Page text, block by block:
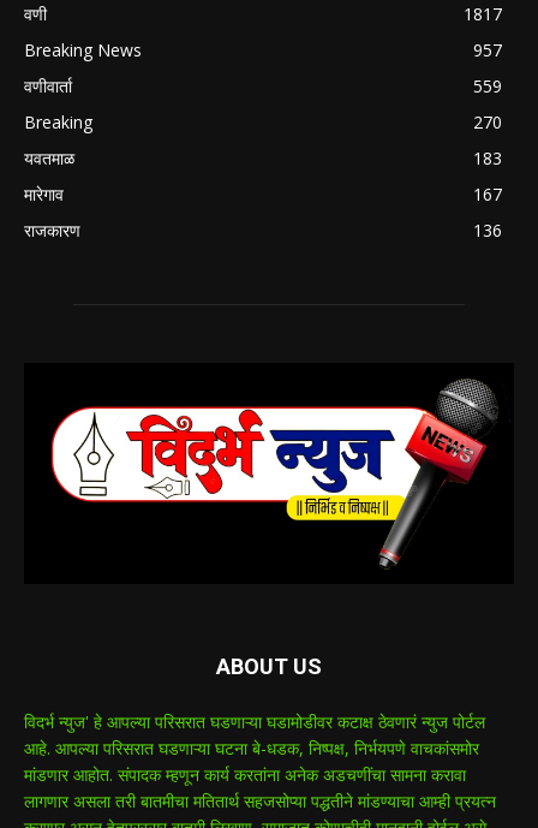
वणी
1817
Breaking News
957
वणीवार्ता
559
Breaking
270
यवतमाळ
183
मारेगाव
167
राजकारण
136
ABOUT US
विदर्भ न्युज' हे आपल्या परिसरात घडणाऱ्या घडामोडीवर कटाक्ष ठेवणारं न्युज पोर्टल
आहे. आपल्या परिसरात घडणाऱ्या घटना बे-धडक, निष्पक्ष, निर्भयपणे वाचकांसमोर
मांडणार आहोत. संपादक म्हणून कार्य करतांना अनेक अडचणींचा सामना करावा
लागणार असला तरी बातमीचा मतितार्थ सहजसोप्या पद्धतीने मांडण्याचा आम्ही प्रयत्न